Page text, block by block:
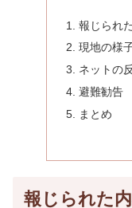
報じられ
現地の様
ネットの
避難勧告
まとめ
報じられた